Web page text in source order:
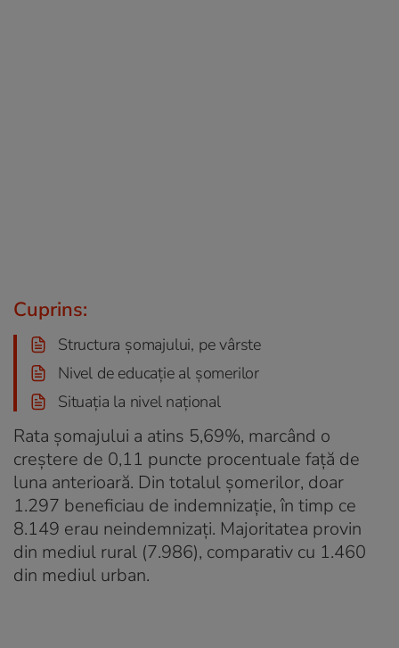
Cuprins:
Structura șomajului, pe vârste
Nivel de educație al șomerilor
Situația la nivel național
Rata șomajului a atins 5,69%, marcând o
creștere de 0,11 puncte procentuale față de
luna anterioară. Din totalul șomerilor, doar
1.297 beneficiau de indemnizație, în timp ce
8.149 erau neindemnizați. Majoritatea provin
din mediul rural (7.986), comparativ cu 1.460
din mediul urban.